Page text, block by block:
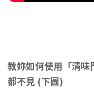
教妳如何使用「清
都不見 (下圖)